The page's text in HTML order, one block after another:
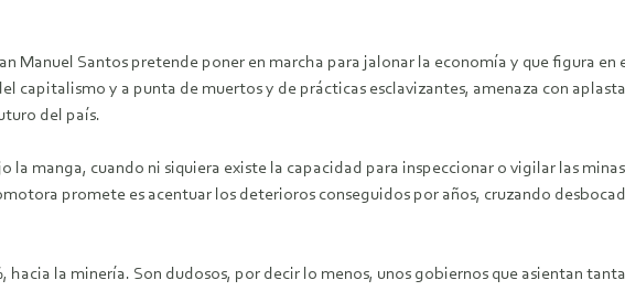
Manuel Santos pretende poner en marcha para jalonar la economía y que figura en
capitalismo y a punta de muertos y de prácticas esclavizantes, amenaza con
del país.
la manga, cuando ni siquiera existe la capacidad para inspeccionar o vigilar las
promete es acentuar los deterioros conseguidos por años, cruzando
la minería. Son dudosos, por decir lo menos, unos gobiernos que asientan